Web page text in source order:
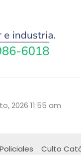
2026 11:55 am
Policiales Culto